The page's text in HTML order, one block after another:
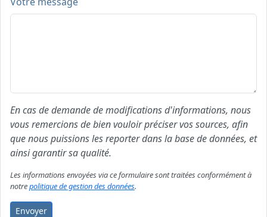
En cas de demande de modifications d'informations, nous
vous remercions de bien vouloir préciser vos sources, afin
que nous puissions les reporter dans la base de données, et
ainsi garantir sa qualité.
Les informations envoyées via ce formulaire sont traitées conformément à
notrepolitique de gestion des données.
Envoyer